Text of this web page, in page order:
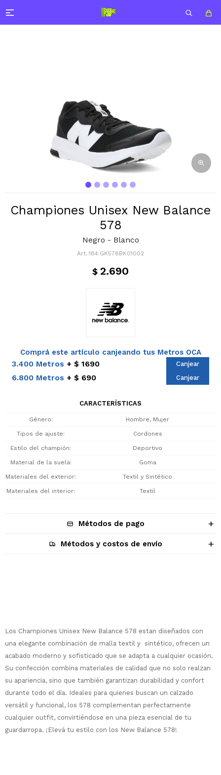

Championes Unisex New Balance
578
Negro - Blanco
184.GK578BK01002
$ 2.690
Comprá este artículo canjeando tus Metros OCA
3.400 Metros $ 1690 Canjear
6.800 Metros $ 690 Canjear
CARACTERÍSTICAS
Género Hombre, Mujer
Tipos de ajuste Cordones
Estilo del champión Deportivo
Material de la suela Goma
Materiales del exterior Textil y Sintético
Materiales del interior Textil
Métodos de pago
Métodos y costos de envío
Los Championes Unisex New Balance 578 estan diseñados con
una elegante combinación de malla textil y sintético, ofrecen un
acabado moderno y sofisticado que se adapta a cualquier ocasión.
Su confección combina materiales de calidad que no solo realzan
su apariencia, sino que también garantizan durabilidad y confort
durante todo el día. Ideales para quienes buscan un calzado
versátil y funcional, los 578 complementan perfectamente
cualquier outfit, convirtiéndose en una pieza esencial de tu
guardarropa. ¡Elevá tu estilo con los New Balance 578!
Comprá ahora y Pagá
Después, hasta en 12
cuotas y sin tocar tu
tarjeta de crédito
¡Sumate a la forma más ágil de
Comprá en 3 cuotas sin recargo o hasta
en 12 cuotas * ¡Solo con tu cédula!
* sujeto aprobación crediticia.
Verifica si estás calificado para comprar
con Pago Después:
Cédula de identidad
Estás calificado para comprar usando Pago
Después.
Ups!
Parece que no tenes oferta, lamentamos
¡Algo salió mal!